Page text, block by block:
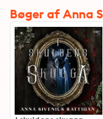
Bøger af Anna